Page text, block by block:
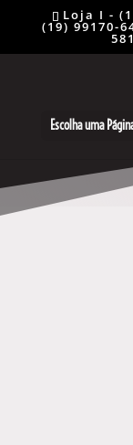
Loja I -
(19) 99170-
Escolha uma